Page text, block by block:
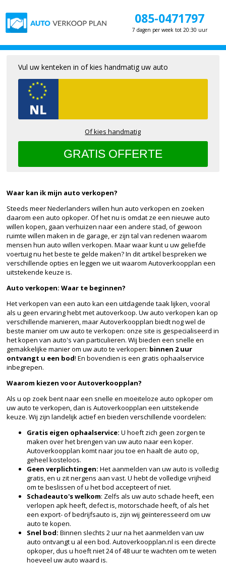
085-0471797
7 dagen per week tot 20:30 uur
Waar kan ik mijn auto verkopen?
Steeds meer Nederlanders willen hun auto verkopen en zoeken
daarom een auto opkoper. Of het nu is omdat ze een nieuwe auto
willen kopen, gaan verhuizen naar een andere stad, of gewoon
ruimte willen maken in de garage, er zijn tal van redenen waarom
mensen hun auto willen verkopen. Maar waar kunt u uw geliefde
voertuig nu het beste te gelde maken? In dit artikel bespreken we
verschillende opties en leggen we uit waarom Autoverkoopplan een
uitstekende keuze is.
Auto verkopen: Waar te beginnen?
Het verkopen van een auto kan een uitdagende taak lijken, vooral
als u geen ervaring hebt met autoverkoop. Uw auto verkopen kan op
verschillende manieren, maar Autoverkoopplan biedt nog wel de
beste manier om uw auto te verkopen: onze site is gespecialiseerd in
het kopen van auto's van particulieren. Wij bieden een snelle en
gemakkelijke manier om uw auto te verkopen: binnen 2 uur
ontvangt u een bod! En bovendien is een gratis ophaalservice
inbegrepen.
Waarom kiezen voor Autoverkoopplan?
Als u op zoek bent naar een snelle en moeiteloze auto opkoper om
uw auto te verkopen, dan is Autoverkoopplan een uitstekende
keuze. Wij zijn landelijk actief en bieden verschillende voordelen:
Gratis eigen ophaalservice:U hoeft zich geen zorgen te
maken over het brengen van uw auto naar een koper.
Autoverkoopplan komt naar jou toe en haalt de auto op,
geheel kosteloos.
Geen verplichtingen: Het aanmelden van uw auto is volledig
gratis, en u zit nergens aan vast. U hebt de volledige vrijheid
om te beslissen of u het bod accepteert of niet.
Schadeauto's welkom: Zelfs als uw auto schade heeft, een
verlopen apk heeft, defect is, motorschade heeft, of als het
een export- of bedrijfsauto is, zijn wij geïnteresseerd om uw
auto te kopen.
Snel bod: Binnen slechts 2 uur na het aanmelden van uw
auto ontvangt u al een bod. Autoverkoopplan.nl is een directe
opkoper, dus u hoeft niet 24 of 48 uur te wachten om te weten
hoeveel uw auto waard is.
Vul uw kenteken in of kies handmatig uw auto
Of kies handmatig